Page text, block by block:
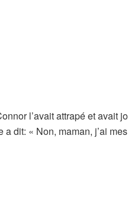
l’avait attrapé et
a dit: « Non, maman, j’ai